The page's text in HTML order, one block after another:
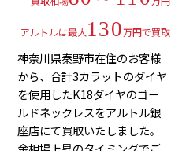
アルトルは最大130万円で買取
神奈川県秦野市在住のお客様
から、合計3カラットのダイヤ
を使用したK18ダイヤのゴー
ルドネックレスをアルトル銀
座店にて買取いたしました。